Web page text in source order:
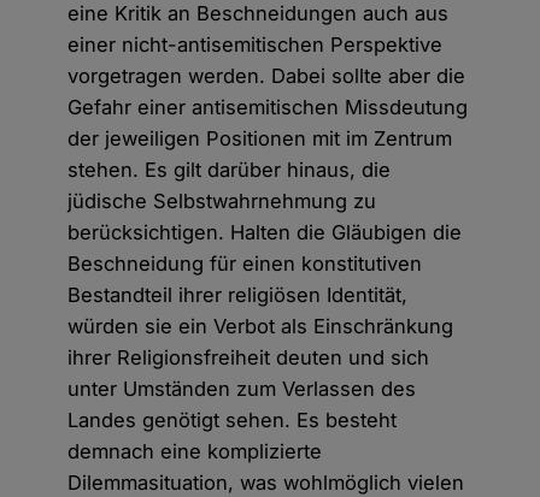
eine Kritik an Beschneidungen auch aus
einer nicht-antisemitischen Perspektive
vorgetragen werden. Dabei sollte aber die
Gefahr einer antisemitischen Missdeutung
der jeweiligen Positionen mit im Zentrum
stehen. Es gilt darüber hinaus, die
jüdische Selbstwahrnehmung zu
berücksichtigen. Halten die Gläubigen die
Beschneidung für einen konstitutiven
Bestandteil ihrer religiösen Identität,
würden sie ein Verbot als Einschränkung
ihrer Religionsfreiheit deuten und sich
unter Umständen zum Verlassen des
Landes genötigt sehen. Es besteht
demnach eine komplizierte
Dilemmasituation, was wohlmöglich vielen